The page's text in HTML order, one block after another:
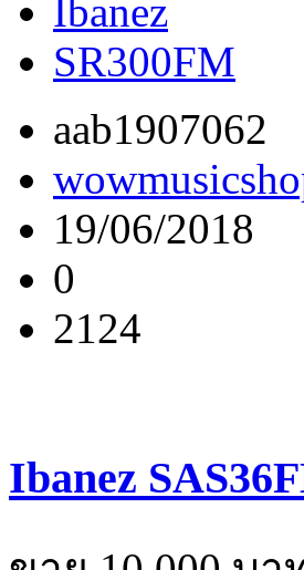
Ibanez
SR300FM
aab1907062
19/06/2018
0
2124
Ibanez